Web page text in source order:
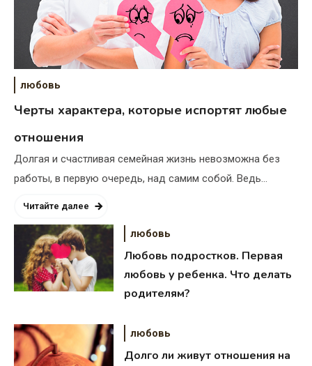
любовь
Черты характера, которые испортят любые
отношения
Долгая и счастливая семейная жизнь невозможна без
работы, в первую очередь, над самим собой. Ведь…
Читайте далее
любовь
Любовь подростков. Первая
любовь у ребенка. Что делать
родителям?
любовь
Долго ли живут отношения на